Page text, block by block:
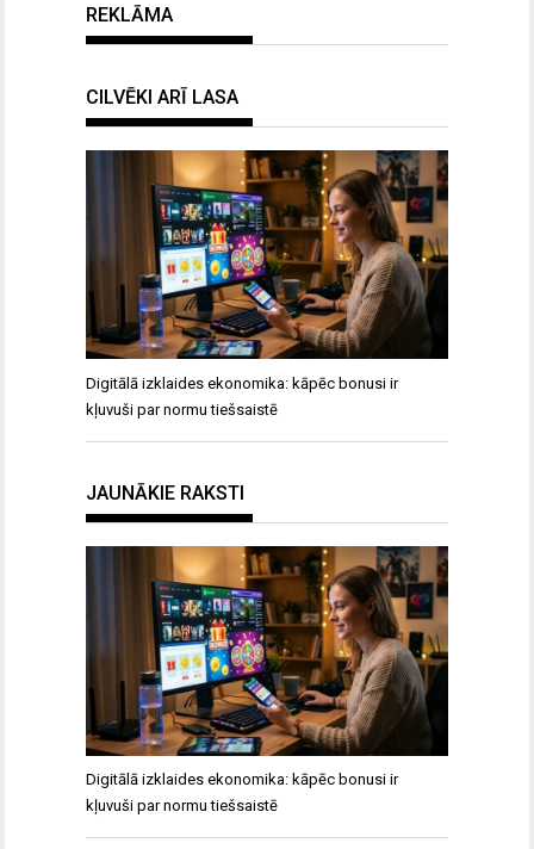
REKLĀMA
CILVĒKI ARĪ LASA
Digitālā izklaides ekonomika: kāpēc bonusi ir
kļuvuši par normu tiešsaistē
JAUNĀKIE RAKSTI
Digitālā izklaides ekonomika: kāpēc bonusi ir
kļuvuši par normu tiešsaistē